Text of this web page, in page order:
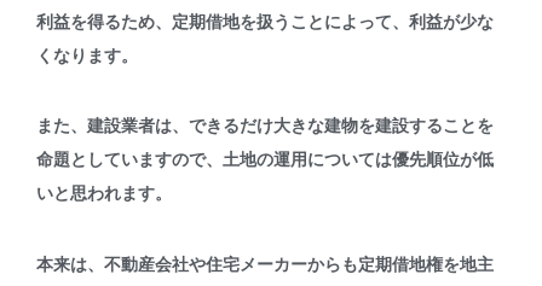
利益を得るため、定期借地を扱うことによって、利益が少な
くなります。
また、建設業者は、できるだけ大きな建物を建設することを
命題としていますので、土地の運用については優先順位が低
いと思われます。
本来は、不動産会社や住宅メーカーからも定期借地権を地主